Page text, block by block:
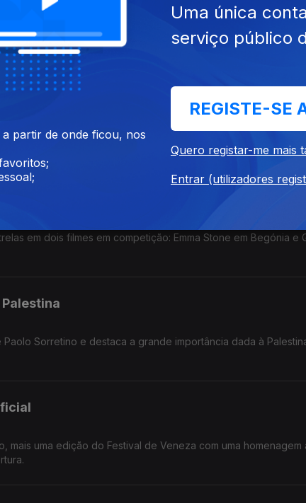
e poder de Vladimir Putin interpretado por Jude Law e
Kerr.
Júlia Roberts e Jim Jarmusch
clássico da literatura de Frankenstein de Guilhermo del Toro.
Óscar e Jim Jarmusch apresenta um drama sensível.
2025
em dois filmes em competição: Emma Stone em Begónia e
Sorretino e destaca a grande importância dada à
mais uma edição do Festival de Veneza com uma homenagem
partir de onde ficou, nos
Uma única
serviço público
REGISTE-SE
Quero registar-me mais
Entrar (utilizadores